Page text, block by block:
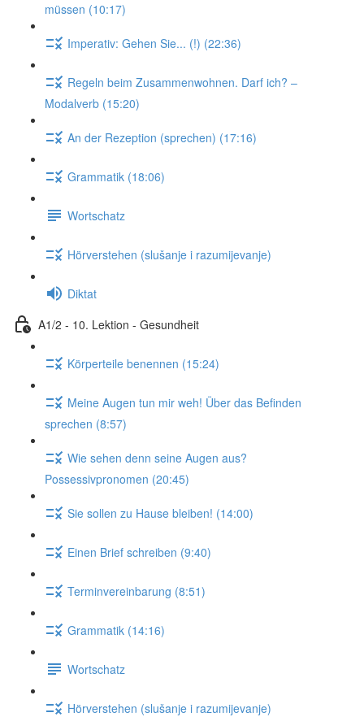
müssen (10:17)
Imperativ: Gehen Sie... (!) (22:36)
Regeln beim Zusammenwohnen. Darf ich? –
Modalverb (15:20)
An der Rezeption (sprechen) (17:16)
Grammatik (18:06)
Wortschatz
Hörverstehen (slušanje i razumijevanje)
Diktat
A1/2 - 10. Lektion - Gesundheit
Körperteile benennen (15:24)
Meine Augen tun mir weh! Über das Befinden
sprechen (8:57)
Wie sehen denn seine Augen aus?
Possessivpronomen (20:45)
Sie sollen zu Hause bleiben! (14:00)
Einen Brief schreiben (9:40)
Terminvereinbarung (8:51)
Grammatik (14:16)
Wortschatz
Hörverstehen (slušanje i razumijevanje)